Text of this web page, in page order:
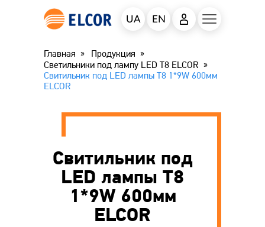
EN
UA
Главная
Продукция
Светильники под лампу LED Т8 ELCOR
Свитильник под LED лампы Т8 1*9W 600мм
ELCOR
Свитильник под
LED лампы Т8
1*9W 600мм
ELCOR